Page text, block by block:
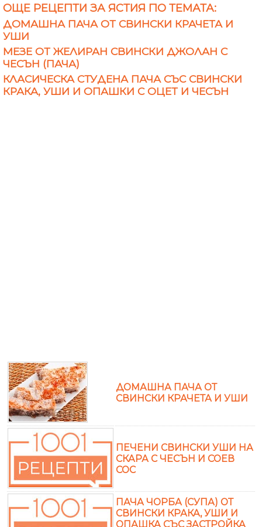
ОЩЕ РЕЦЕПТИ ЗА ЯСТИЯ ПО ТЕМАТА:
ДОМАШНА ПАЧА ОТ СВИНСКИ КРАЧЕТА И
УШИ
МЕЗЕ ОТ ЖЕЛИРАН СВИНСКИ ДЖОЛАН С
ЧЕСЪН (ПАЧА)
КЛАСИЧЕСКА СТУДЕНА ПАЧА СЪС СВИНСКИ
КРАКА, УШИ И ОПАШКИ С ОЦЕТ И ЧЕСЪН
ДОМАШНА ПАЧА ОТ
СВИНСКИ КРАЧЕТА И УШИ
ПЕЧЕНИ СВИНСКИ УШИ НА
СКАРА С ЧЕСЪН И СОЕВ
СОС
ПАЧА ЧОРБА (СУПА) ОТ
СВИНСКИ КРАКА, УШИ И
ОПАШКА СЪС ЗАСТРОЙКА